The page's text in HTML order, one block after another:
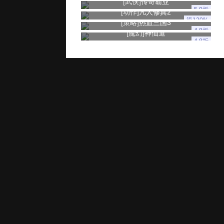
5.0折
[动作]凡人修真2
返120%
[策略]热血三国3
4.8折
[魔幻]神仙道
4.8折